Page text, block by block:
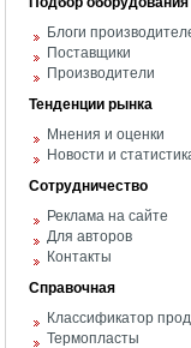
Блоги
Поставщики
Производители
Тенденции рынка
Мнения и оценки
Новости и
Сотрудничество
Реклама на сайте
Для авторов
Контакты
Справочная
Классификатор
Термопласты